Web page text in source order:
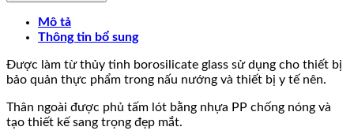
nước
siêu
tốc
1.5L
KEE-
số
lượng
Mô tả
Thông tin bổ sung
Được làm từ thủy tinh borosilicate glass sử dụng cho thiết bị
bảo quản thực phẩm trong nấu nướng và thiết bị y tế nên.
Thân ngoài được phủ tấm lót bằng nhựa PP chống nóng và
tạo thiết kế sang trọng đẹp mắt.